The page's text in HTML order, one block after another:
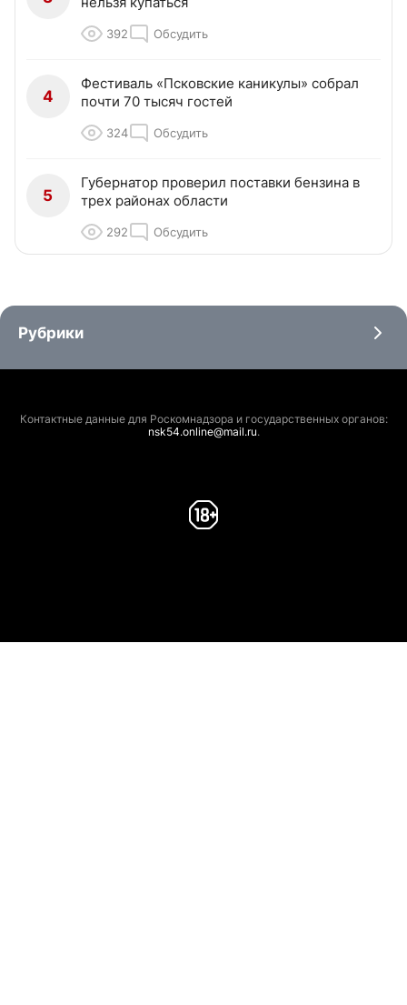
392 Обсудить
4
Фестиваль «Псковские каникулы» собрал
почти 70 тысяч гостей
324 Обсудить
5
Губернатор проверил поставки бензина в
трех районах области
292 Обсудить
Рубрики
Контактные данные для Роскомнадзора и государственных органов:
nsk54.online@mail.ru.